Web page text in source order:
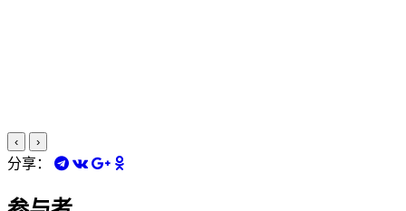
‹ ›
分享：